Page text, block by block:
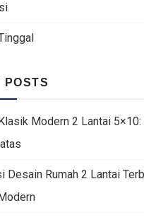
POSTS
Modern 2 Lantai
Desain Rumah 2 Lantai